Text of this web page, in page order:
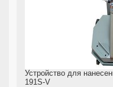
Устройство для
191S-V